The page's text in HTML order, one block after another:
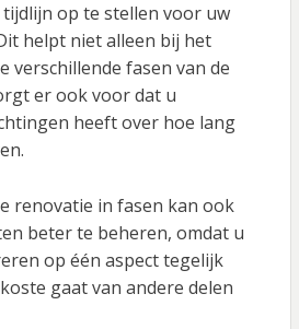
op te stellen voor uw
helpt niet alleen bij het
verschillende fasen van de
er ook voor dat u
heeft over hoe lang
renovatie in fasen kan ook
beter te beheren, omdat u
op één aspect tegelijk
gaat van andere delen